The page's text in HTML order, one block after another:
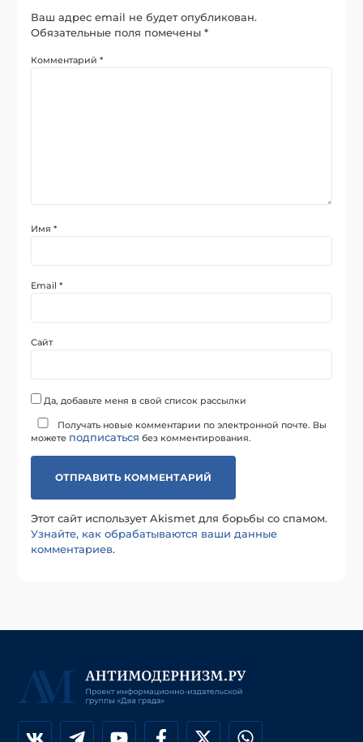
Ваш адрес email не будет опубликован.
Обязательные поля помечены*
Комментарий*
Имя*
Email*
Сайт
Да, добавьте меня в свой список рассылки
Получать новые комментарии по электронной почте. Вы
можете подписаться без комментирования.
Этот сайт использует Akismet для борьбы со спамом.
Узнайте, как обрабатываются ваши данные
комментариев.